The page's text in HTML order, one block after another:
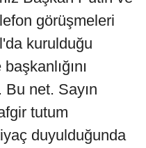
görüşmeleri
kurulduğu
net. Sayın
tutum
duyulduğunda